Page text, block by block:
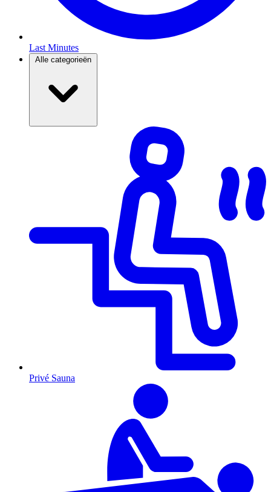
Last Minutes
Alle categorieën
Privé Sauna